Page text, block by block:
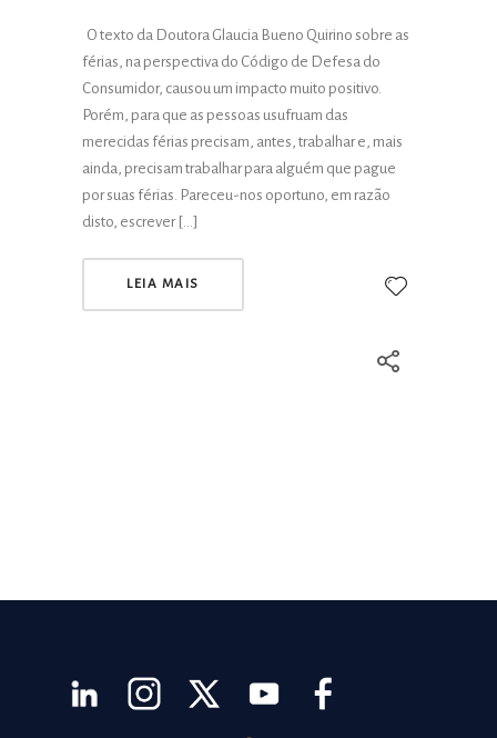
O texto da Doutora Glaucia Bueno Quirino sobre as
férias, na perspectiva do Código de Defesa do
Consumidor, causou um impacto muito positivo.
Porém, para que as pessoas usufruam das
merecidas férias precisam, antes, trabalhar e, mais
ainda, precisam trabalhar para alguém que pague
por suas férias. Pareceu-nos oportuno, em razão
disto, escrever […]
LEIA MAIS